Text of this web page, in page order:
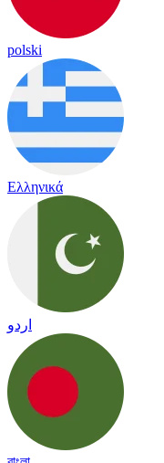
polski
Ελληνικά
اردو